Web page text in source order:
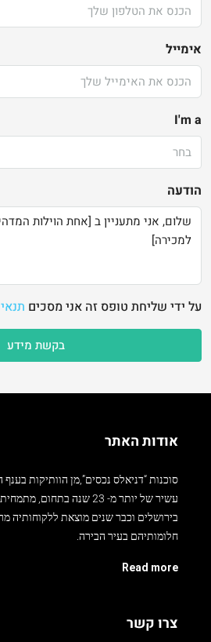
אימייל
I'm a
בחר
הודעה
על ידי שליחת טופס זה אני מסכים
בקשת מידע
אודות האתר
סוכנות “דניאלס נכסים”,מן הוותיקות בענף
עשיר של יותר מ- 23 שנה
בירושלים וכבר שנים מוצאת ללקוחותיה
חלומותיהם בעיר הבירה.
Read more
צרו קשר